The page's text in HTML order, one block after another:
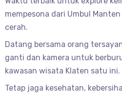
mempesona dari Umbul
cerah.
Datang bersama orang
ganti dan kamera untuk
kawasan wisata Klaten satu ini.
Tetap jaga kesehatan,